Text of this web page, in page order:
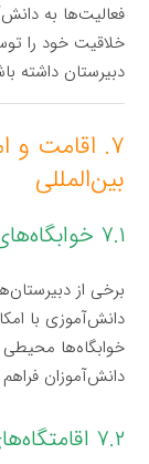
فعالیت‌ها به
خلاقیت خود را
دبیرستان داشته
۷. اقامت و
بین‌المللی
۷.۱ خوابگاه‌های دانش‌آموزی
برخی از
دانش‌آموزی با
خوابگاه‌ها
دانش‌آموزان
۷.۲ اقامتگاه‌های خانگی